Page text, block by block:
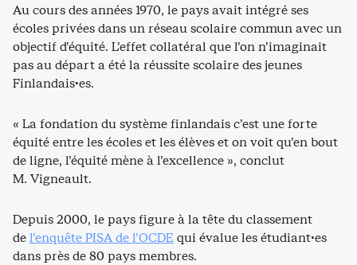
Au cours des années 1970, le pays avait intégré ses
écoles privées dans un réseau scolaire commun avec un
objectif d’équité. L’effet collatéral que l’on n’imaginait
pas au départ a été la réussite scolaire des jeunes
Finlandais·es.
« La fondation du système finlandais c’est une forte
équité entre les écoles et les élèves et on voit qu’en bout
de ligne, l’équité mène à l’excellence », conclut
M. Vigneault.
Depuis 2000, le pays figure à la tête du classement
del’enquête PISA de l’OCDE qui évalue les étudiant·es
dans près de 80 pays membres.